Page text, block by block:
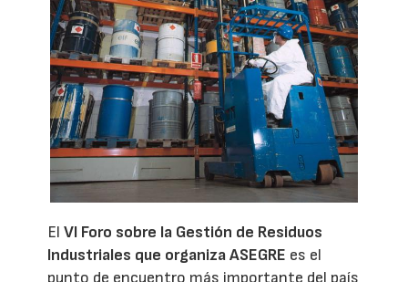
ElVI Foro sobre la Gestión de Residuos
Industriales que organiza ASEGRE es el
punto de encuentro más importante del país